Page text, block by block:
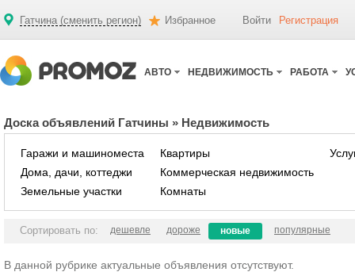
Гатчина (сменить регион) Избранное Войти Регистрация
АВТО НЕДВИЖИМОСТЬ РАБОТА
Доска объявлений Гатчины » Недвижимость
Гаражи и машиноместа
Дома, дачи, коттеджи
Земельные участки
Квартиры
Коммерческая недвижимость
Комнаты
Сортировать по: дешевле дороже новые популярные
В данной рубрике актуальные объявления отсутствуют.